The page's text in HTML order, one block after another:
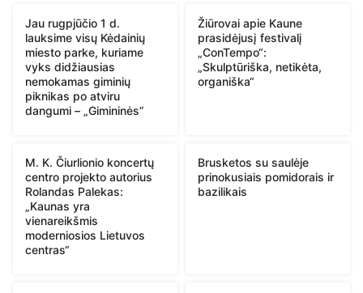
Jau rugpjūčio 1 d.
lauksime visų Kėdainių
miesto parke, kuriame
vyks didžiausias
nemokamas giminių
piknikas po atviru
dangumi – „Gimininės”
Žiūrovai apie Kaune
prasidėjusį festivalį
„ConTempo“:
„Skulptūriška, netikėta,
organiška“
M. K. Čiurlionio koncertų
centro projekto autorius
Rolandas Palekas:
„Kaunas yra
vienareikšmis
moderniosios Lietuvos
centras“
Brusketos su saulėje
prinokusiais pomidorais ir
bazilikais